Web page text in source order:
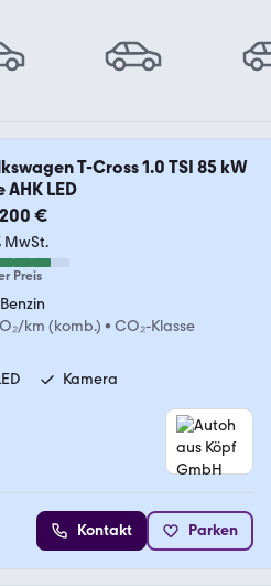
T-Cross 1.0 TSI 85 kW
AHK LED
€
MwSt.
Preis
Benzin
km (komb.) • CO₂-Klasse
Kamera
Kontakt Parken